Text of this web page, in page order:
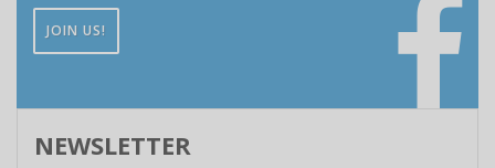
JOIN US!
NEWSLETTER